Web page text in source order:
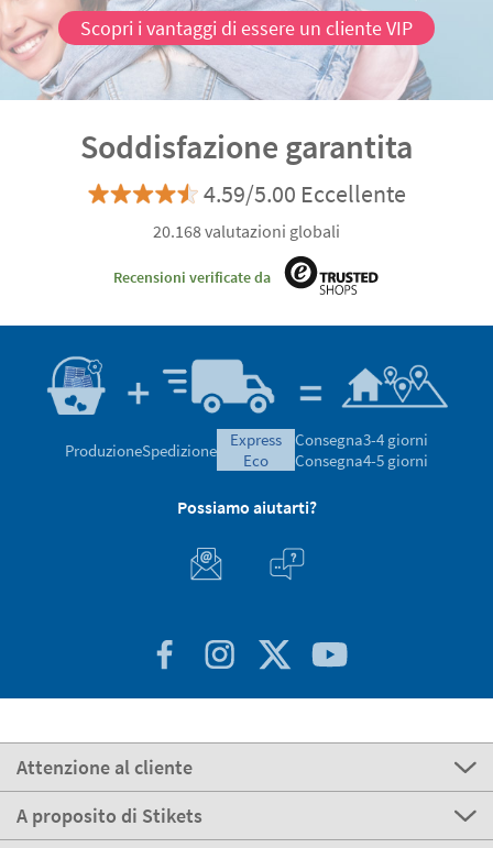
Scopri i vantaggi di essere un cliente VIP
Soddisfazione garantita
4.59/5.00 Eccellente
20.168 valutazioni globali
Recensioni verificate da
ProduzioneSpedizione
express
eco
Consegna3-4 giorni
Consegna4-5 giorni
Possiamo aiutarti?
Attenzione al cliente
A proposito di Stikets